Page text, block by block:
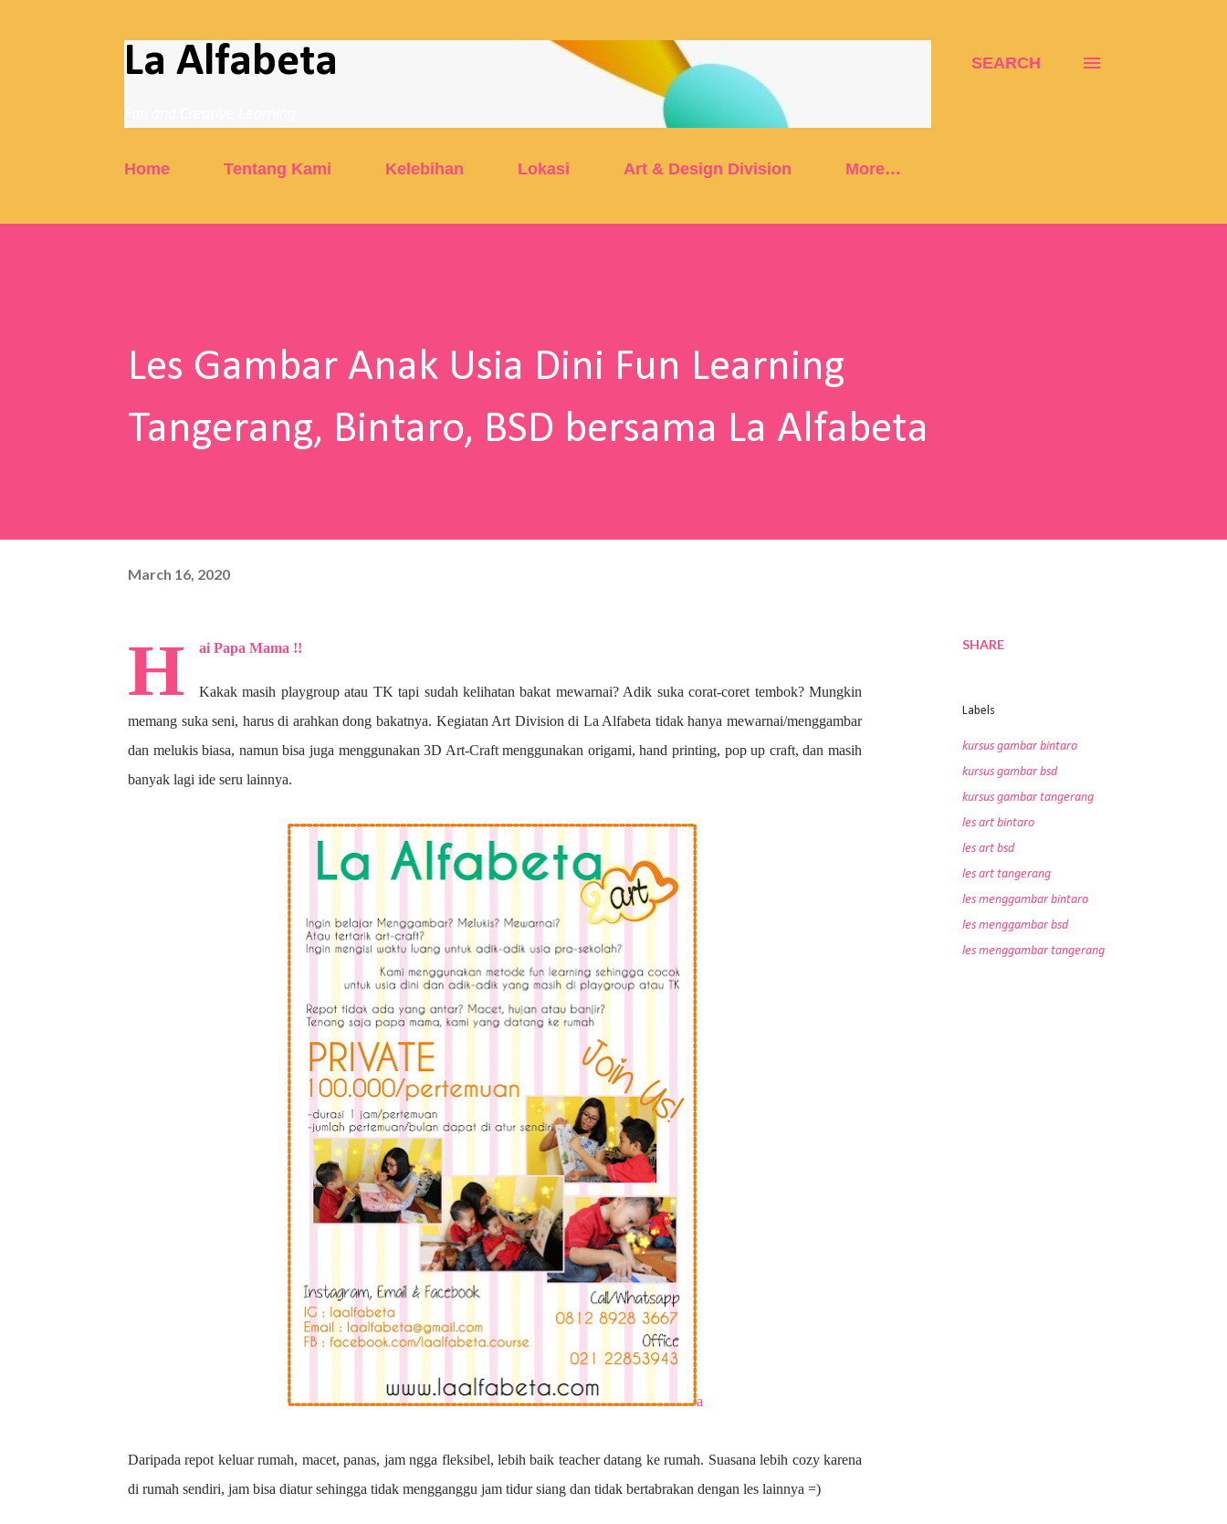
La Alfabeta SEARCH
Home Tentang Kami Kelebihan Lokasi Art & Design Division More…
Les Gambar Anak Usia Dini Fun Learning
Tangerang, Bintaro, BSD bersama La Alfabeta
March 16, 2020
H ai Papa Mama !!
Kakak masih playgroup atau TK tapi sudah kelihatan bakat mewarnai? Adik suka corat-coret tembok? Mungkin
memang suka seni, harus di arahkan dong bakatnya. Kegiatan Art Division di La Alfabeta tidak hanya mewarnai/menggambar
dan melukis biasa, namun bisa juga menggunakan 3D Art-Craft menggunakan origami, hand printing, pop up craft, dan masih
banyak lagi ide seru lainnya.
a
Daripada repot keluar rumah, macet, panas, jam ngga fleksibel, lebih baik teacher datang ke rumah. Suasana lebih cozy karena
di rumah sendiri, jam bisa diatur sehingga tidak mengganggu jam tidur siang dan tidak bertabrakan dengan les lainnya =)
SHARE
Labels
kursus gambar bintaro
kursus gambar bsd
kursus gambar tangerang
les art bintaro
les art bsd
les art tangerang
les menggambar bintaro
les menggambar bsd
les menggambar tangerang